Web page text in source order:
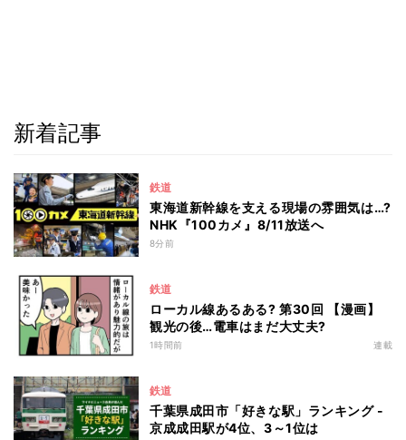
新着記事
鉄道
東海道新幹線を支える現場の雰囲気は…?
NHK『100カメ』8/11放送へ
8分前
鉄道
ローカル線あるある? 第30回 【漫画】
観光の後…電車はまだ大丈夫?
1時間前 連載
鉄道
千葉県成田市「好きな駅」ランキング -
京成成田駅が4位、3～1位は